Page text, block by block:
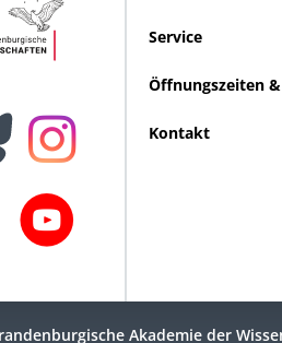
Service
Öffnungszeiten
Kontakt
Akademie der